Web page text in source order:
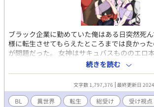
ブラック企業に勤めていた俺はある日突然死
様に転生させてもらえたところまでは良かっ
が問題だった。 女神はサキュバスもののエロ
好みを曲解し、男版のサキュバス……インキュ
た。しかも女神様の心付けで男にモテるよう
体質にされてしまった。 そのせいでモンスタ
われるようになったけれど、ヤンデレ気味の
や道具を使って落とそうとしてくる精霊使いに
続きを読む
文字数 1,797,376 最終更新日
BL 異世界 転生 総受け 受け視点